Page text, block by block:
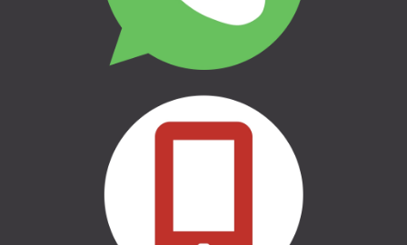
THULE | ĢIMENEI UN BĒRNIEM
THULE | CEĻOŠANAI UN
KEMPINGAM
THULE | MARĶĪZES UN SĀNU
NOJUMES
AUTO APRĪKOJUMS